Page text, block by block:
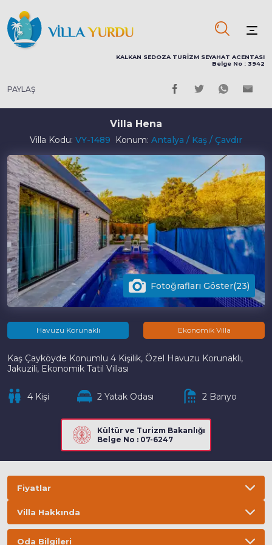
KALKAN SEDOZA TURİZM SEYAHAT ACENTASI
Belge No : 3942
PAYLAŞ
Havuzu Korunaklı Ekonomik Villa
Kaş Çayköyde Konumlu 4 Kişilik, Özel Havuzu Korunaklı,
Jakuzili, Ekonomik Tatil Villası
4 Kişi 2 Yatak Odası 2 Banyo
Kültür ve Turizm Bakanlığı
Belge No : 07-6247
Villa Hena
Villa Kodu: VY-1489 Konum: Antalya / Kaş / Çavdır
Fotoğrafları Göster(23)
Fiyatlar
Villa Hakkında
Oda Bilgileri